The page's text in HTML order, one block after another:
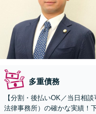
多重債務
【分割・後払いOK／当日相
法律事務所）の確かな実績！